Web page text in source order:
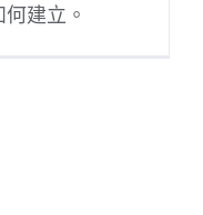
何建立。